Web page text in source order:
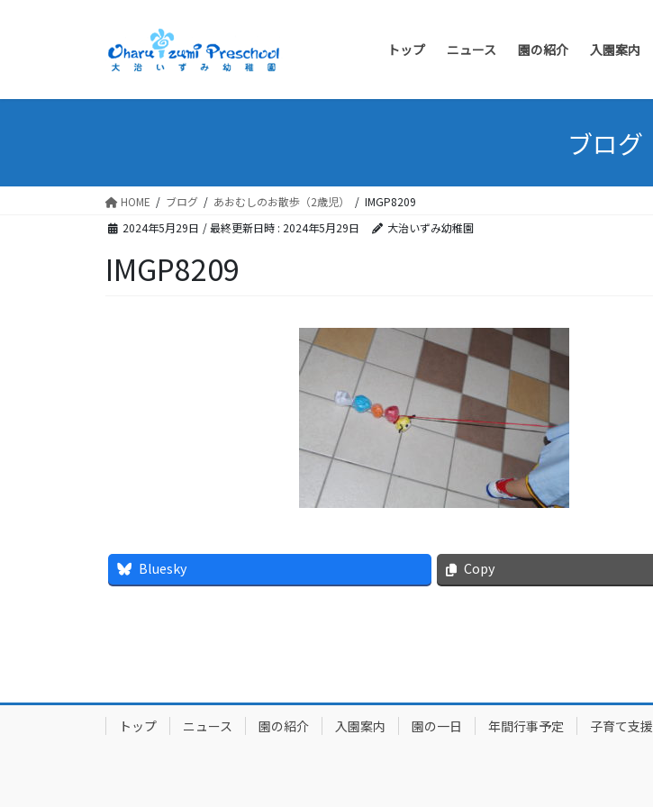
トップ ニュース 園の紹介 入園案内
ブログ
HOME ブログ あおむしのお散歩（2歳児）
IMGP8209
2024年5月29日 / 最終更新日時 : 2024年5月29日 大治いずみ幼稚園
IMGP8209
Bluesky Copy
トップ ニュース 園の紹介 入園案内 園の一日 年間行事予定 子育て支援